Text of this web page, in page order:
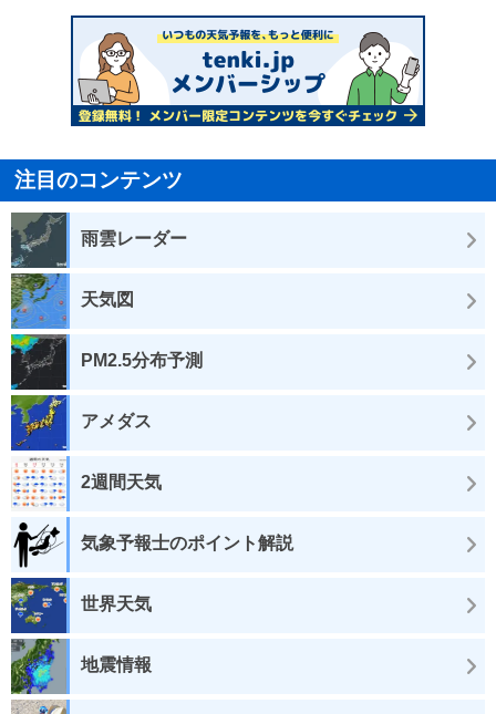
注目のコンテンツ
雨雲レーダー
天気図
PM2.5分布予測
アメダス
2週間天気
気象予報士のポイント解説
世界天気
地震情報